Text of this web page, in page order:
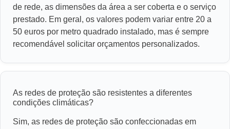
de rede, as dimensões da área a ser coberta e o serviço
prestado. Em geral, os valores podem variar entre 20 a
50 euros por metro quadrado instalado, mas é sempre
recomendável solicitar orçamentos personalizados.
As redes de proteção são resistentes a diferentes
condições climáticas?
Sim, as redes de proteção são confeccionadas em